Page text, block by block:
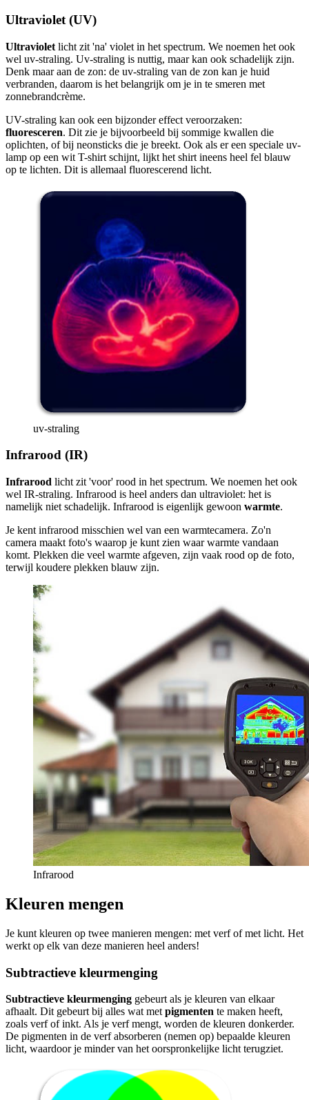
Ultraviolet (UV)
Ultraviolet licht zit 'na' violet in het spectrum. We noemen het ook
wel uv-straling. Uv-straling is nuttig, maar kan ook schadelijk zijn.
Denk maar aan de zon: de uv-straling van de zon kan je huid
verbranden, daarom is het belangrijk om je in te smeren met
zonnebrandcrème.
UV-straling kan ook een bijzonder effect veroorzaken:
fluoresceren. Dit zie je bijvoorbeeld bij sommige kwallen die
oplichten, of bij neonsticks die je breekt. Ook als er een speciale uv-
lamp op een wit T-shirt schijnt, lijkt het shirt ineens heel fel blauw
op te lichten. Dit is allemaal fluorescerend licht.
uv-straling
Infrarood (IR)
Infrarood licht zit 'voor' rood in het spectrum. We noemen het ook
wel IR-straling. Infrarood is heel anders dan ultraviolet: het is
namelijk niet schadelijk. Infrarood is eigenlijk gewoon warmte.
Je kent infrarood misschien wel van een warmtecamera. Zo'n
camera maakt foto's waarop je kunt zien waar warmte vandaan
komt. Plekken die veel warmte afgeven, zijn vaak rood op de foto,
terwijl koudere plekken blauw zijn.
Infrarood
Kleuren mengen
Je kunt kleuren op twee manieren mengen: met verf of met licht. Het
werkt op elk van deze manieren heel anders!
Subtractieve kleurmenging
Subtractieve kleurmenging gebeurt als je kleuren van elkaar
afhaalt. Dit gebeurt bij alles wat met pigmenten te maken heeft,
zoals verf of inkt. Als je verf mengt, worden de kleuren donkerder.
De pigmenten in de verf absorberen (nemen op) bepaalde kleuren
licht, waardoor je minder van het oorspronkelijke licht terugziet.